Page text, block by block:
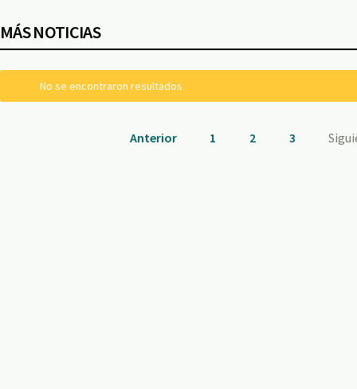
MÁS NOTICIAS
No se encontraron resultados
Anterior 1 2 3